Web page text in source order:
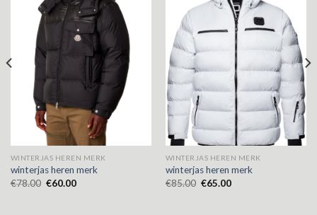
WINTERJAS HEREN MERK
winterjas heren merk
€78.00 €60.00
WINTERJAS HEREN MERK
winterjas heren merk
€85.00 €65.00